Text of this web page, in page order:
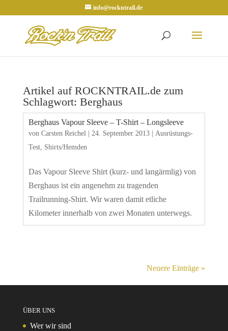
info@rockntrail.de
Artikel auf ROCKNTRAIL.de zum
Schlagwort: Berghaus
Berghaus Vapour Sleeve – T-Shirt – Longsleeve
von Carsten Reichel| 24. September 2013| Ausrüstungs-
Test, Shirts/Hemden
Das Vapour Sleeve Shirt (kurz- und langärmlig) von
Berghaus ist ein angenehm zu tragenden
Trailrunning-Shirt. Wir waren damit etliche
Kilometer innerhalb von zwei Monaten unterwegs.
Neuere Einträge »
ÜBER UNS
Wer wir sind